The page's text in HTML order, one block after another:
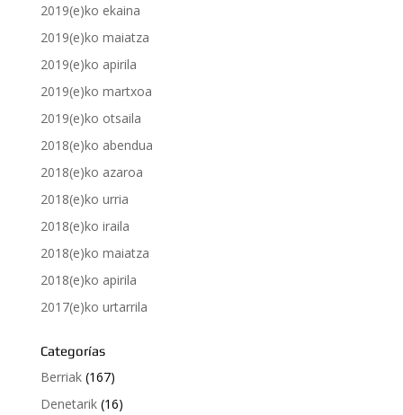
2019(e)ko ekaina
2019(e)ko maiatza
2019(e)ko apirila
2019(e)ko martxoa
2019(e)ko otsaila
2018(e)ko abendua
2018(e)ko azaroa
2018(e)ko urria
2018(e)ko iraila
2018(e)ko maiatza
2018(e)ko apirila
2017(e)ko urtarrila
Categorías
Berriak(167)
Denetarik(16)